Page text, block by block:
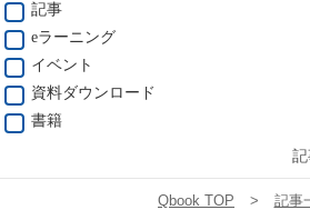
記事
eラーニング
イベント
資料ダウンロード
書籍
Qbook TOP 記事